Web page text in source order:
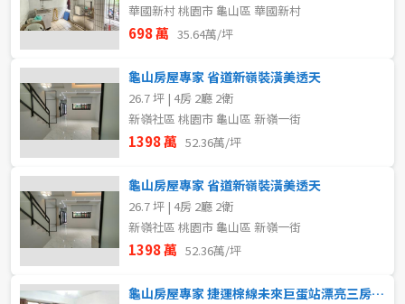
華國新村 桃園市 龜山區 華國新村
698 萬 35.64萬/坪
龜山房屋專家 省道新嶺裝潢美透天
26.7 坪 | 4房 2廳 2衛
新嶺社區 桃園市 龜山區 新嶺一街
1398 萬 52.36萬/坪
龜山房屋專家 省道新嶺裝潢美透天
26.7 坪 | 4房 2廳 2衛
新嶺社區 桃園市 龜山區 新嶺一街
1398 萬 52.36萬/坪
龜山房屋專家 捷運棕線未來巨蛋站漂亮三房美寓